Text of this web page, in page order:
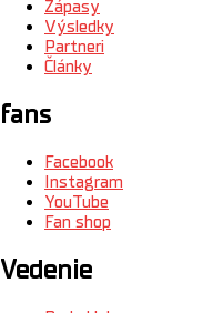
Zápasy
Výsledky
Partneri
Články
fans
Facebook
Instagram
YouTube
Fan shop
Vedenie